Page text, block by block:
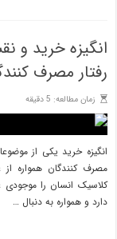
انگیزه خرید و
رفتار مصرف
زمان مطالعه: 5 دقیقه
انگیزه خرید یکی از
مصرف کنندگان همواره
کلاسیک انسان را موجودی
دارد و همواره به دنبال …